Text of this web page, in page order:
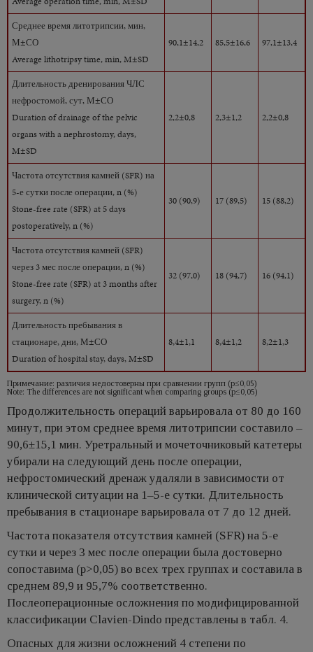
Среднее время литотрипсии, мин,
М±СО
Average lithotripsy time, min, M±SD
90,1±14,2 85,5±16,6 97,1±13,4
Длительность дренирования ЧЛС
нефростомой, сут, М±СО
Duration of drainage of the pelvic
organs with a nephrostomy, days,
M±SD
2,2±0,8 2,3±1,2 2,2±0,8
Частота отсутствия камней (SFR) на
5-е сутки после операции, n (%)
Stone-free rate (SFR) at 5 days
postoperatively, n (%)
30 (90,9) 17 (89,5) 15 (88,2)
Частота отсутствия камней (SFR)
через 3 мес после операции, n (%)
Stone-free rate (SFR) at 3 months after
surgery, n (%)
32 (97,0) 18 (94,7) 16 (94,1)
Длительность пребывания в
стационаре, дни, М±СО
Duration of hospital stay, days, M±SD
8,4±1,1 8,4±1,2 8,2±1,3
Примечание: различия недостоверны при сравнении групп (р≤0,05)
Note: The differences are not significant when comparing groups (p≤0,05)
Продолжительность операций варьировала от 80 до 160
минут, при этом среднее время литотрипсии составило –
90,6±15,1 мин. Уретральный и мочеточниковый катетеры
убирали на следующий день после операции,
нефростомический дренаж удаляли в зависимости от
клинической ситуации на 1–5-е сутки. Длительность
пребывания в стационаре варьировала от 7 до 12 дней.
Частота показателя отсутствия камней (SFR) на 5-е
сутки и через 3 мес после операции была достоверно
сопоставима (р>0,05) во всех трех группах и составила в
среднем 89,9 и 95,7% соответственно.
Послеоперационные осложнения по модифицированной
классификации Clavien-Dindo представлены в табл. 4.
Опасных для жизни осложнений 4 степени по